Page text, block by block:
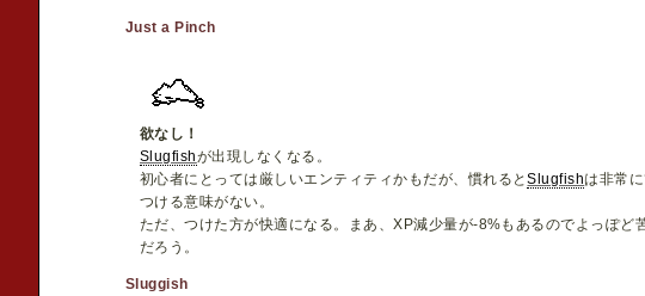
Just a Pinch
欲なし！
Slugfishが出現しなくなる。
初心者にとっては厳しいエンティティかもだが、慣れるとSlugfishは非常
つける意味がない。
ただ、つけた方が快適になる。まあ、XP減少量が-8%もあるのでよっぽど
だろう。
Sluggish